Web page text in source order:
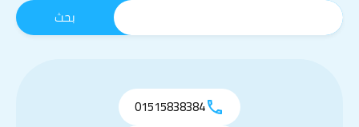
01515838384